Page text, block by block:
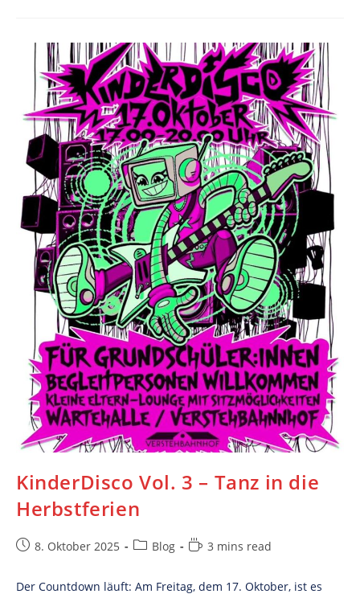
KinderDisco Vol. 3 – Tanz in die
Herbstferien
Post8. Oktober 2025
PostBlog
Reading
3 mins read
Der Countdown läuft: Am Freitag, dem 17. Oktober, ist es